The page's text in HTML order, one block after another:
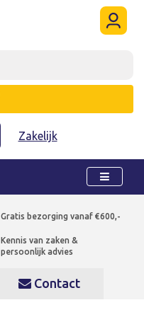
Zakelijk
Gratis bezorging vanaf €600,-
Kennis van zaken &
persoonlijk advies
Contact